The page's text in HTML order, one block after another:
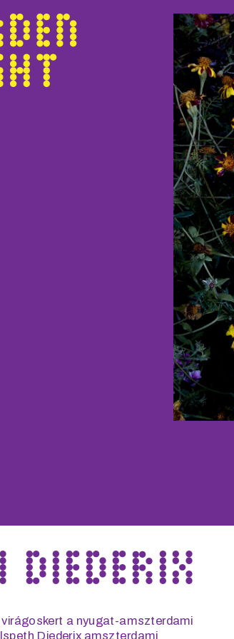
a nyugat-amszterdami
Diederix amszterdami